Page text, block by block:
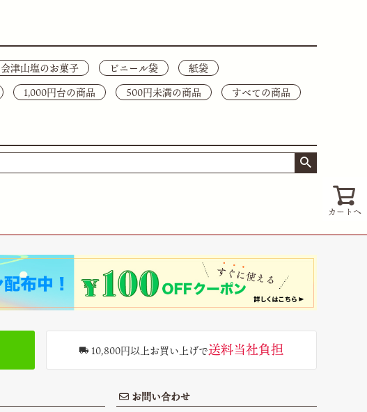
会津山塩のお菓子 ビニール袋
紙袋
1,000円台の商品 500円未満の商品 すべての商品
カートへ
10,800円以上お買い上げで送料当社負担
お問い合わせ